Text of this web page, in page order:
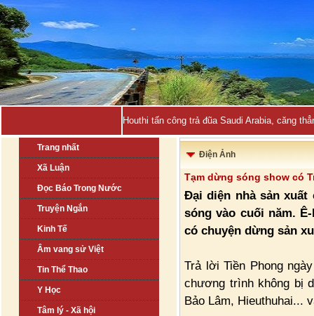
Houthi tấn công trả đũa Saudi Arabia, căng
Trang nhất
Xã Luận
Đọc Báo Trong Nước
Truyện Ngắn
Kinh Tế
Âm vang sử Việt
Tin Thể Thao
Y Học
Tâm lý - Xã hội
Điện Ảnh
Tạm dừng sóng show có
Đại diện nhà sản
sóng vào cuối năm.
có chuyện dừng sản
Trả lời Tiền Phong
chương trình không bị
Bảo Lâm, Hieuthuhai...